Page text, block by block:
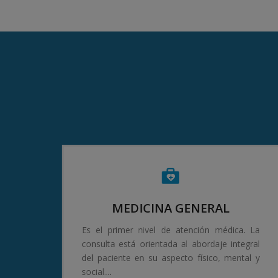
MEDICINA GENERAL
Es el primer nivel de atención médica. La
consulta está orientada al abordaje integral
del paciente en su aspecto físico, mental y
social....